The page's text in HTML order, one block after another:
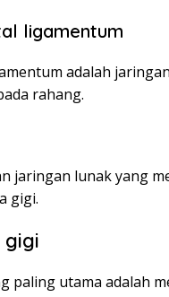
ligamentum
adalah
rahang.
jaringan lunak yang
gigi.
gigi
paling utama adalah